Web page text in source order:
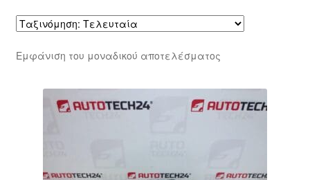
Εμφάνιση του μοναδικού αποτελέσματος